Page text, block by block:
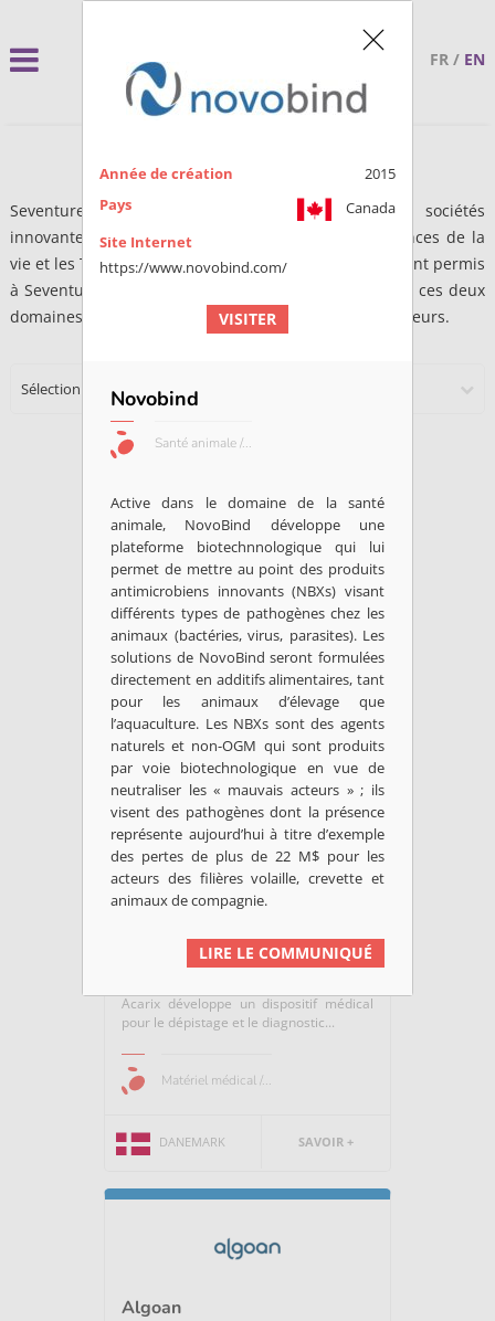
FR / EN
Seventure Partners finance le développement de sociétés
innovantes dans deux domaines d’activité : les Sciences de la
vie et les Technologies digitales. 23 ans d’expérience ont permis
à Seventure d’acquérir l’expertise et les réseaux dans ces deux
domaines, afin de les mettre au service des entrepreneurs.
Sélectionner une catégorie
Abalos
Abalos est société allemande qui
développe un virus vivant recombinant...
Microbiome / Nutrition /...
Médicaments
ALLEMAGNE SAVOIR +
Acarix développe un dispositif médical
pour le dépistage et le diagnostic...
Matériel médical /...
DANEMARK SAVOIR +
Algoan
Année de création
2015
Pays
Canada
Site Internet
https://www.novobind.com/
VISITER
Novobind
Santé animale /...
Active dans le domaine de la santé
animale, NovoBind développe une
plateforme biotechnnologique qui lui
permet de mettre au point des produits
antimicrobiens innovants (NBXs) visant
différents types de pathogènes chez les
animaux (bactéries, virus, parasites). Les
solutions de NovoBind seront formulées
directement en additifs alimentaires, tant
pour les animaux d’élevage que
l’aquaculture. Les NBXs sont des agents
naturels et non-OGM qui sont produits
par voie biotechnologique en vue de
neutraliser les « mauvais acteurs » ; ils
visent des pathogènes dont la présence
représente aujourd’hui à titre d’exemple
des pertes de plus de 22 M$ pour les
acteurs des filières volaille, crevette et
animaux de compagnie.
LIRE LE COMMUNIQUÉ